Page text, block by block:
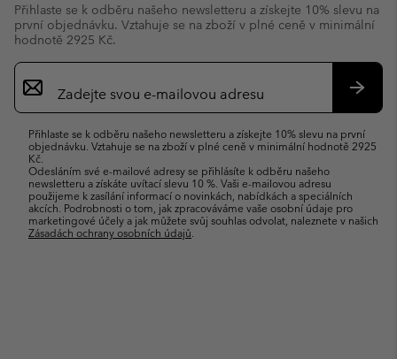
Přihlaste se k odběru našeho newsletteru a získejte 10% slevu na
první objednávku. Vztahuje se na zboží v plné ceně v minimální
hodnotě 2925 Kč.
Přihlášení
odběru
mailů
Přihlaste se k odběru našeho newsletteru a získejte 10% slevu na první
objednávku. Vztahuje se na zboží v plné ceně v minimální hodnotě 2925
Kč.
Odesláním své e-mailové adresy se přihlásíte k odběru našeho
newsletteru a získáte uvítací slevu 10 %. Vaši e-mailovou adresu
použijeme k zasílání informací o novinkách, nabídkách a speciálních
akcích. Podrobnosti o tom, jak zpracováváme vaše osobní údaje pro
marketingové účely a jak můžete svůj souhlas odvolat, naleznete v našich
Zásadách ochrany osobních údajů